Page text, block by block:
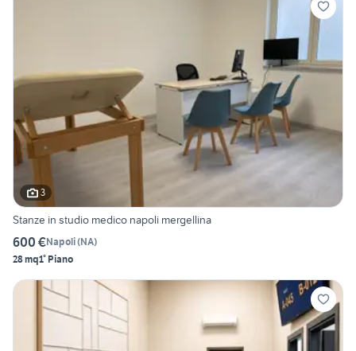
3
Stanze in studio medico napoli mergellina
600 €Napoli(NA)
28 mq1° Piano